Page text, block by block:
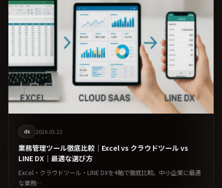
dx 2026.03.22
業務管理ツール徹底比較｜Excel vs クラウドツール vs
LINE DX｜最適な選び方
Excel・クラウドツール・LINE DXを4軸で徹底比較。中小企業に最適
な業務…